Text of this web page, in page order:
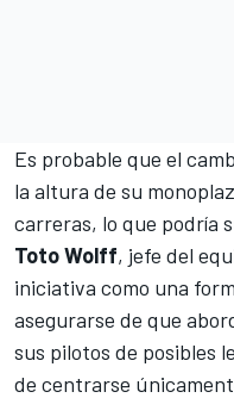
Es probable que el
la altura de su
carreras, lo que podría
Toto Wolff, jefe del
iniciativa como una
asegurarse de que
sus pilotos de posibles
de centrarse